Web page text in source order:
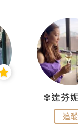
追蹤